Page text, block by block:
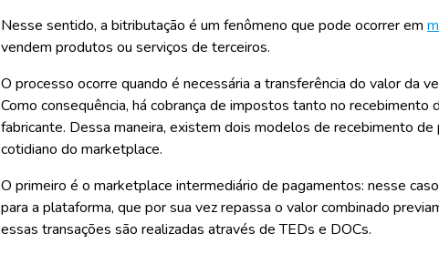
Nesse sentido, a bitributação é um fenômeno que pode ocorrer em
vendem produtos ou serviços de terceiros.
O processo ocorre quando é necessária a transferência do valor da
Como consequência, há cobrança de impostos tanto no recebimento
fabricante. Dessa maneira, existem dois modelos de recebimento
cotidiano do marketplace.
O primeiro é o marketplace intermediário de pagamentos: nesse
para a plataforma, que por sua vez repassa o valor combinado
essas transações são realizadas através de TEDs e DOCs.